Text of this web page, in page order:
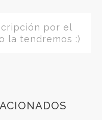
por el
la tendremos :)